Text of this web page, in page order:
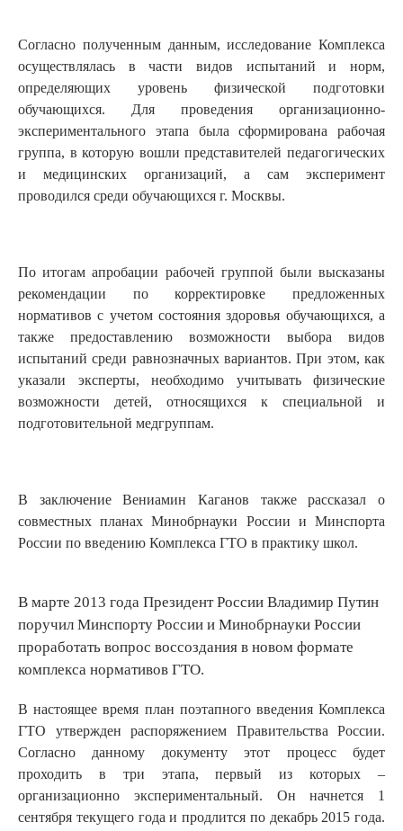
Согласно полученным данным, исследование Комплекса
осуществлялась в части видов испытаний и норм,
определяющих уровень физической подготовки
обучающихся. Для проведения организационно-
экспериментального этапа была сформирована рабочая
группа, в которую вошли представителей педагогических
и медицинских организаций, а сам эксперимент
проводился среди обучающихся г. Москвы.
По итогам апробации рабочей группой были высказаны
рекомендации по корректировке предложенных
нормативов с учетом состояния здоровья обучающихся, а
также предоставлению возможности выбора видов
испытаний среди равнозначных вариантов. При этом, как
указали эксперты, необходимо учитывать физические
возможности детей, относящихся к специальной и
подготовительной медгруппам.
В заключение Вениамин Каганов
также рассказал о
совместных планах Минобрнауки России и Минспорта
России по введению Комплекса ГТО в практику школ.
В марте 2013 года Президент России Владимир Путин
поручил Минспорту России и Минобрнауки России
проработать вопрос воссоздания в новом формате
комплекса нормативов ГТО.
В настоящее время план поэтапного введения Комплекса
ГТО утвержден распоряжением Правительства России.
Согласно данному документу этот процесс будет
проходить в три этапа, первый из которых –
организационно экспериментальный. Он начнется 1
сентября текущего года и продлится по декабрь 2015 года.